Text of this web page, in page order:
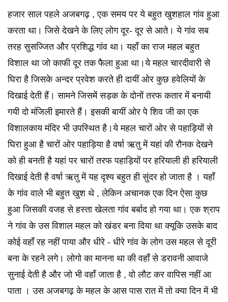
हजार साल पहले अजबगढ़ , एक समय पर ये बहुत खुशहाल गांव हुआ
करता था। जिसे देखने के लिए लोग दूर- दूर से आते। ये गांव सब
तरह सुसज्जित और प्रशिद्ध गांव था। यहाँ का राज महल बहुत
विशाल था जो काफी दूर तक फैला हुआ था।ये महल चारदीवारी से
घिरा है जिसके अन्दर प्रवेश करते ही दायीं ओर कुछ हवेलियों के
दिखाई देती हैं। सामने जिसमें सड़क के दोनों तरफ कतार में बनायी
गयी दो मंजिली इमारते हैं। इसकी बायीं ओर पे शिव जी का एक
विशालकाय मंदिर भी उपस्थित है।ये महल चारों ओर से पहाड़ियों से
घिरा हुआ है चारों ओर पहाड़िया है वर्षा ऋतु में यहां की रौनक देखने
को ही बनती है यहां पर चारों तरफ पहाड़ियों पर हरियाली ही हरियाली
दिखाई देती है वर्षा ऋतु में यह दृश्य बहुत ही सुंदर हो जाता है । यहाँ
के गांव वाले भी बहुत खुश थे , लेकिन अचानक एक दिन ऐसा कुछ
हुआ जिसकी वजह से हस्ता खेलता गांव बर्बाद हो गया था। एक श्राप
ने गांव के उस विशाल महल को खंडर बना दिया था क्यूकि उसके बाद
कोई वहाँ रह नहीं पाया और धीरे - धीरे गांव के लोग उस महल से दूरी
बना के रहने लगे। लोगो का मानना था की वहाँ से डरावनी आवाजे
सुनाई देती है और जो भी वहाँ जाता है , वो लौट कर वापिस नहीं आ
पाता । उस अजबगढ़ के महल के आस पास रात में तो क्या दिन में भी